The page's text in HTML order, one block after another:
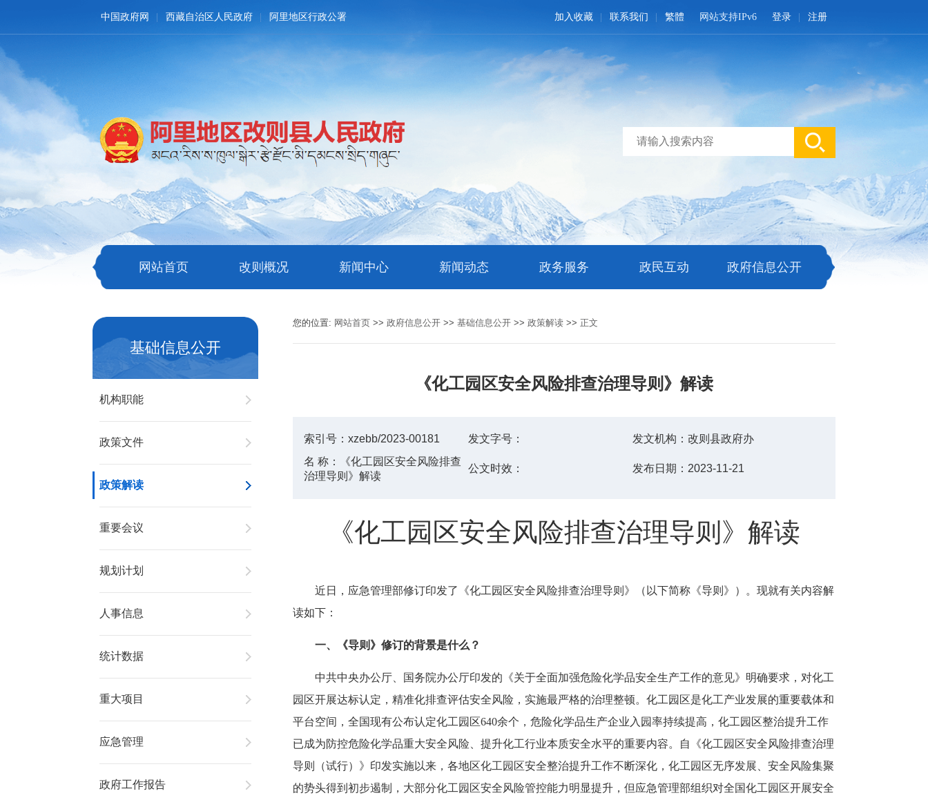
中国政府网 西藏自治区人民政府 阿里地区行政公署 登录 注册
网站支持IPv6
加入收藏 联系我们 繁體
网站首页 改则概况 新闻中心 新闻动态 政务服务 政民互动 政府信息公开
基础信息公开
机构职能
政策文件
政策解读
重要会议
规划计划
人事信息
统计数据
重大项目
应急管理
政府工作报告
您的位置: 网站首页 >>政府信息公开 >>基础信息公开 >>政策解读 >>正文
《化工园区安全风险排查治理导则》解读
索引号：xzebb/2023-00181 发文字号： 发文机构： 改则县政府办
名 称：
《化工园区安全风险排查
治理导则》解读
公文时效： 发布日期： 2023-11-21
《化工园区安全风险排查治理导则》解读
近日，应急管理部修订印发了《化工园区安全风险排查治理导则》（以下简称《导则》）。现就有关内容解
读如下：
一、《导则》修订的背景是什么？
中共中央办公厅、国务院办公厅印发的《关于全面加强危险化学品安全生产工作的意见》明确要求，对化工
园区开展达标认定，精准化排查评估安全风险，实施最严格的治理整顿。化工园区是化工产业发展的重要载体和
平台空间，全国现有公布认定化工园区640余个，危险化学品生产企业入园率持续提高，化工园区整治提升工作
已成为防控危险化学品重大安全风险、提升化工行业本质安全水平的重要内容。自《化工园区安全风险排查治理
导则（试行）》印发实施以来，各地区化工园区安全整治提升工作不断深化，化工园区无序发展、安全风险集聚
的势头得到初步遏制，大部分化工园区安全风险管控能力明显提升，但应急管理部组织对全国化工园区开展安全